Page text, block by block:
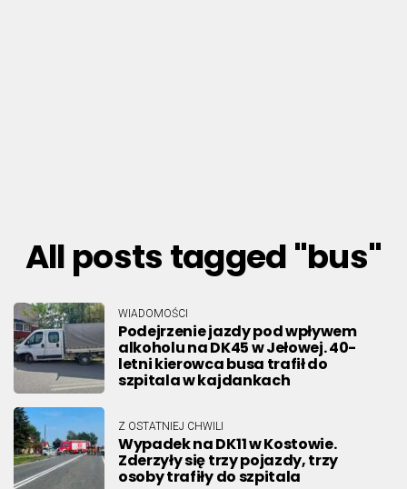
All posts tagged "bus"
WIADOMOŚCI
Podejrzenie jazdy pod wpływem
alkoholu na DK45 w Jełowej. 40-
letni kierowca busa trafił do
szpitala w kajdankach
Z OSTATNIEJ CHWILI
Wypadek na DK11 w Kostowie.
Zderzyły się trzy pojazdy, trzy
osoby trafiły do szpitala